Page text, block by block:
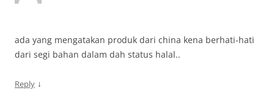
ada yang mengatakan produk dari china kena berhati-hati
dari segi bahan dalam dah status halal..
Reply ↓